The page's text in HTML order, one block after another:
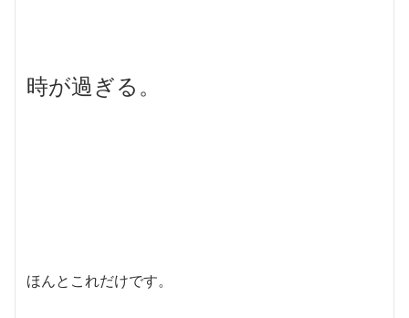
時が過ぎる。
ほんとこれだけです。